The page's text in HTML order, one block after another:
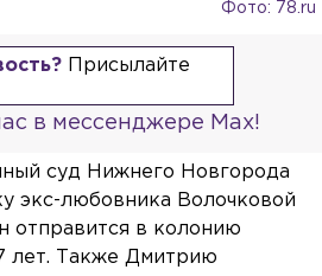
Фото: 78.ru
Присылайте
в мессенджере Max!
суд Нижнего Новгорода
экс-любовника Волочковой
отправится в колонию
лет. Также Дмитрию